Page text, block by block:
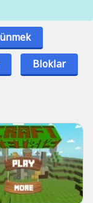
Bloklar